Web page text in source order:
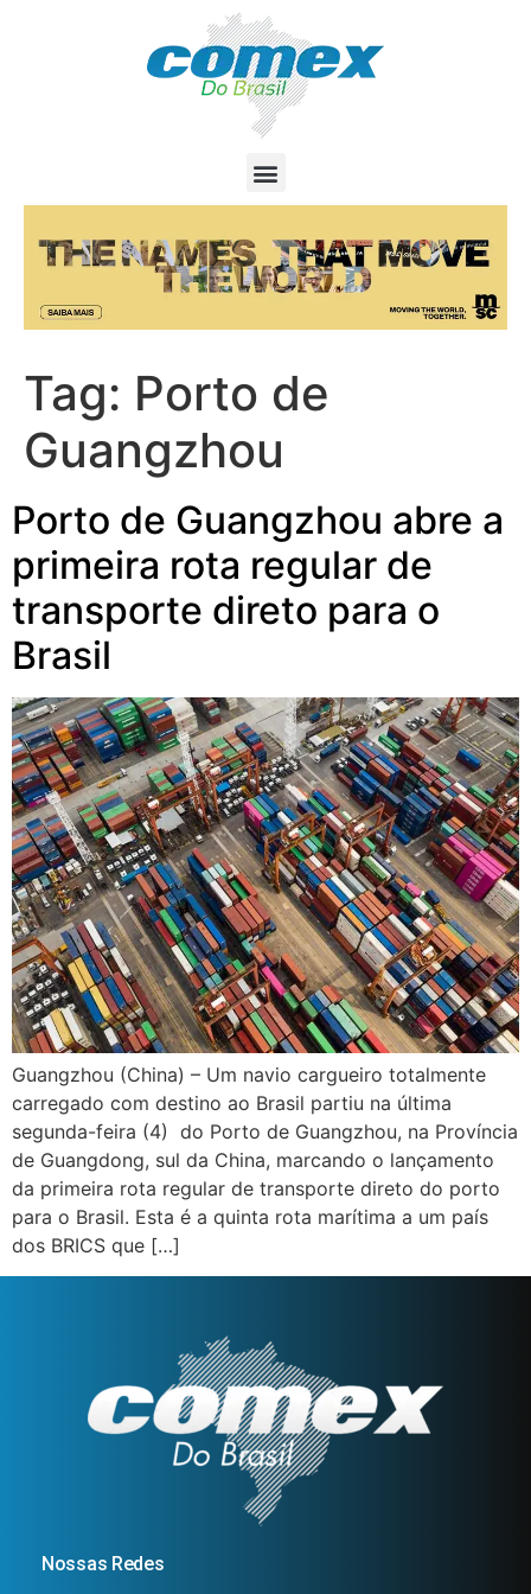
Tag: Porto de
Guangzhou
Porto de Guangzhou abre a
primeira rota regular de
transporte direto para o
Brasil
Guangzhou (China) – Um navio cargueiro totalmente
carregado com destino ao Brasil partiu na última
segunda-feira (4) do Porto de Guangzhou, na Província
de Guangdong, sul da China, marcando o lançamento
da primeira rota regular de transporte direto do porto
para o Brasil. Esta é a quinta rota marítima a um país
dos BRICS que […]
Nossas Redes